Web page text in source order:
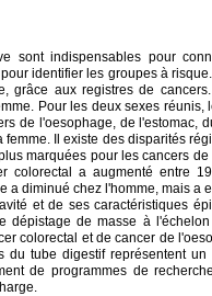
sont indispensables pour
identifier les groupes à
grâce aux registres de
Pour les deux sexes
de l'oesophage, de l'estomac,
Il existe des disparités
marquées pour les cancers
colorectal a augmenté entre
a diminué chez l'homme, mais a
et de ses caractéristiques
dépistage de masse à
colorectal et de cancer de
du tube digestif représentent
de programmes de